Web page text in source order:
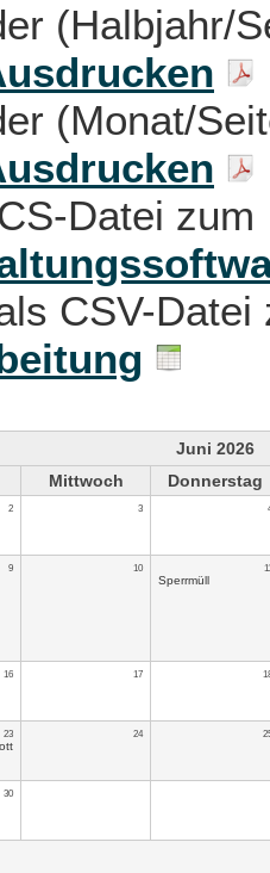
(Halbjahr/
(Monat/
Datei zum
CSV-
Juni 2026
Mittwoch Donnerstag
2 3
9 10
Sperrmüll
16 17
23 24
30